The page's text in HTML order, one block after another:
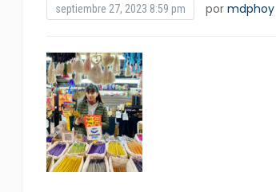
septiembre 27, 2023 8:59 pm por mdphoy